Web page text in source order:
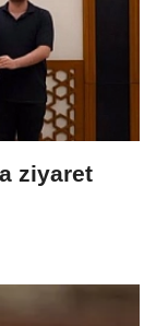
ziyaret